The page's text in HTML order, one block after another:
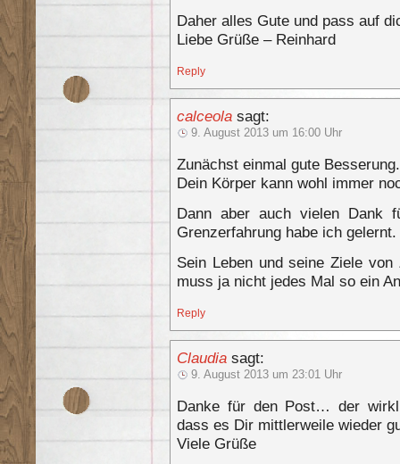
Daher alles Gute und pass auf
Liebe Grüße – Reinhard
Reply
calceola sagt:
9. August 2013 um 16:00 Uhr
Zunächst einmal gute Besserung.
Dein Körper kann wohl immer
Dann aber auch vielen Dank
Grenzerfahrung habe ich gelernt.
Sein Leben und seine Ziele
muss ja nicht jedes Mal so ein
Reply
Claudia sagt:
9. August 2013 um 23:01 Uhr
Danke für den Post… der
dass es Dir mittlerweile wieder
Viele Grüße